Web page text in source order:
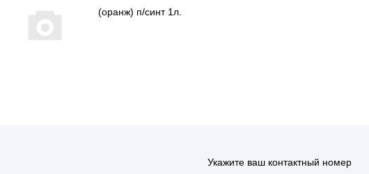
(оранж) п/синт 1л.
Укажите ваш контактный номер